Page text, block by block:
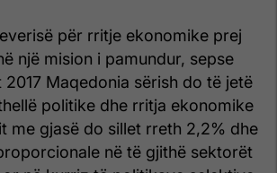
për rritje ekonomike prej
një mision i pamundur, sepse
Maqedonia sërish do të jetë
politike dhe rritja ekonomike
me gjasë do sillet rreth 2,2% dhe
në të gjithë sektorët